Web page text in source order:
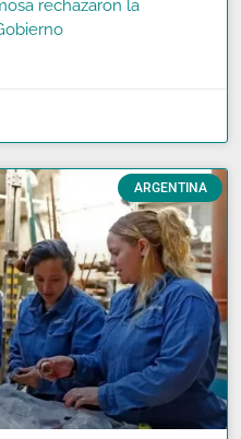
rechazaron la
ARGENTINA